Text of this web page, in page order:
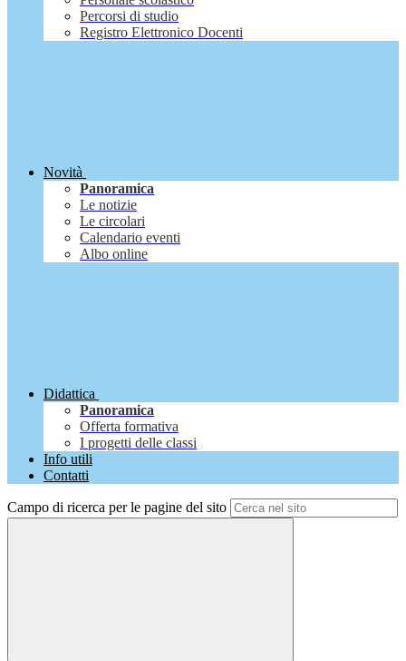
Percorsi di studio
Registro Elettronico Docenti
Novità
Panoramica
Le notizie
Le circolari
Calendario eventi
Albo online
Didattica
Panoramica
Offerta formativa
I progetti delle classi
Info utili
Contatti
Campo di ricerca per le pagine del sito